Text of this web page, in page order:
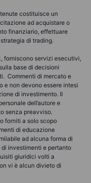
costituisce un
ad acquistare o
finanziario, effettuare
di trading.
forniscono servizi esecutivi,
base di decisioni
Commenti di mercato e
e non devono essere intesi
di investimento. Il
dell’autore e
senza preavviso.
forniti a solo scopo
di educazione
ad alcuna forma di
investimenti e pertanto
giuridici volti a
vi è alcun divieto di